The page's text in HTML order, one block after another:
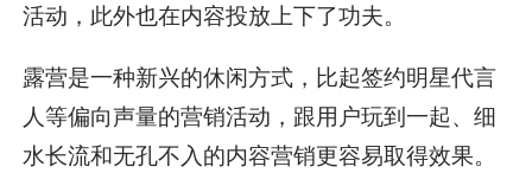
活动，此外也在内容投放上下了功夫。
露营是一种新兴的休闲方式，比起签约明星代言
人等偏向声量的营销活动，跟用户玩到一起、细
水长流和无孔不入的内容营销更容易取得效果。